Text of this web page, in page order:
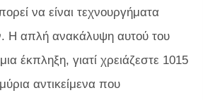
να είναι τεχνουργήματα
Η απλή ανακάλυψη αυτού του
μια έκπληξη, γιατί χρειάζεστε 1015
αντικείμενα που